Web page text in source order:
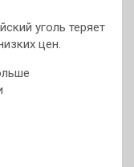
уголь теряет
цен.